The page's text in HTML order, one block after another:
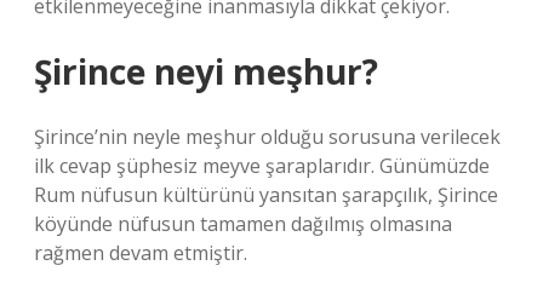
etkilenmeyeceğine inanmasıyla dikkat çekiyor.
Şirince neyi meşhur?
Şirince’nin neyle meşhur olduğu sorusuna verilecek
ilk cevap şüphesiz meyve şaraplarıdır. Günümüzde
Rum nüfusun kültürünü yansıtan şarapçılık, Şirince
köyünde nüfusun tamamen dağılmış olmasına
rağmen devam etmiştir.